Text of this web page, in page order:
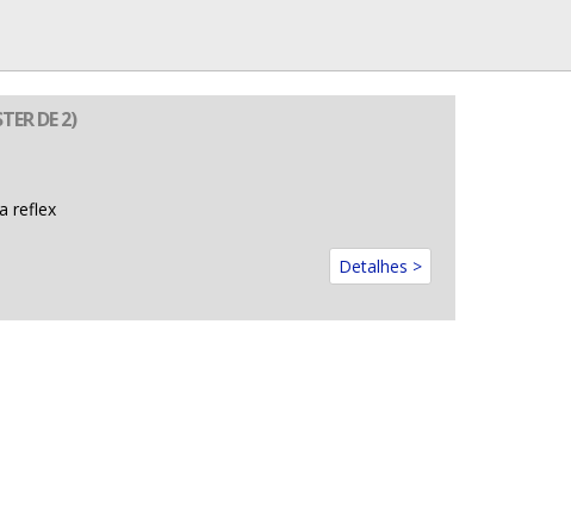
DE 2)
reflex
Detalhes >